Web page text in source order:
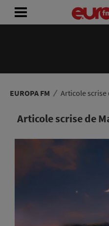
EUROPA FM Articole scrise
Articole scrise de
RADIO
CONCURSURI
PODCAST